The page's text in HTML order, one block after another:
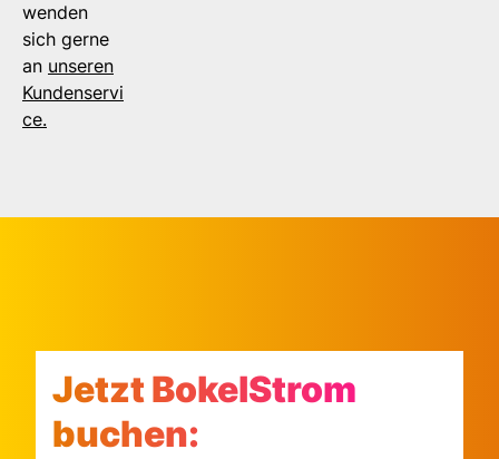
wenden
sich gerne
an unseren
Kundenservi
ce.
Jetzt BokelStrom
buchen: